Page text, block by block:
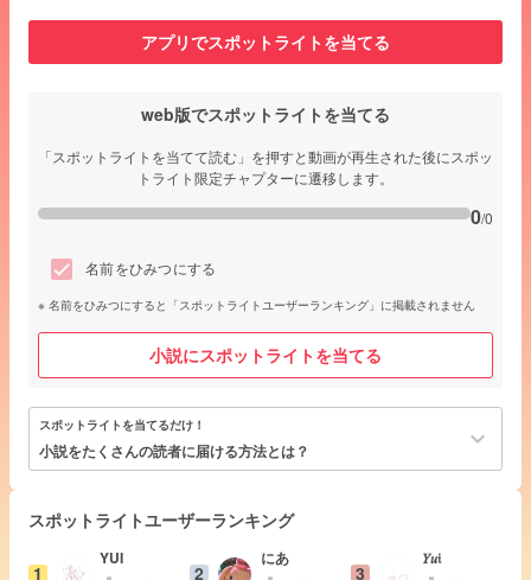
アプリでスポットライトを当てる
web版でスポットライトを当てる
「スポットライトを当てて読む」を押すと動画が再生された後にスポッ
トライト限定チャプターに遷移します。
0/0
名前をひみつにする
名前をひみつにすると「スポットライトユーザーランキング」に掲載されません
小説にスポットライトを当てる
スポットライトを当てるだけ！
小説をたくさんの読者に届ける方法とは？ keyboard_arrow_down
スポットライトユーザーランキング
1
YUI
2
にあ
3
𝑌𝑢𝔦